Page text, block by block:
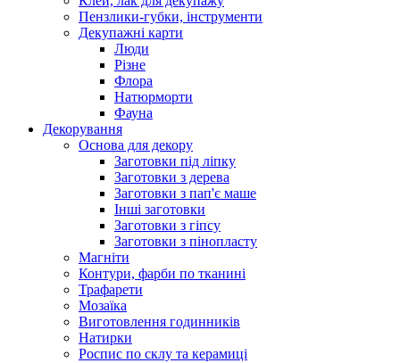
Пензлики-губки, інструменти
Декупажні карти
Люди
Різне
Флора
Натюрморти
Фауна
Декорування
Основа для декору
Заготовки під ліпку
Заготовки з дерева
Заготовки з пап'є маше
Інші заготовки
Заготовки з гіпсу
Заготовки з пінопласту
Магніти
Контури, фарби по тканині
Трафарети
Мозаїка
Виготовлення годинників
Натирки
Роспис по склу та керамиці